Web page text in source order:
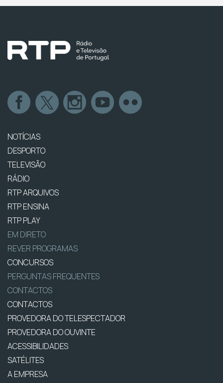
NOTÍCIAS
DESPORTO
TELEVISÃO
RÁDIO
RTP ARQUIVOS
RTP ENSINA
RTP PLAY
EM DIRETO
REVER PROGRAMAS
CONCURSOS
PERGUNTAS FREQUENTES
CONTACTOS
CONTACTOS
PROVEDORA DO TELESPECTADOR
PROVEDORA DO OUVINTE
ACESSIBILIDADES
SATÉLITES
A EMPRESA